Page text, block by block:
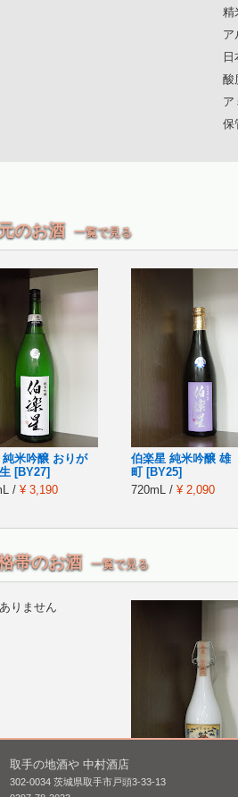
精
ア
酸
ア
保
のお酒 一覧で見る
米吟醸 おりが
[BY27]
/ ¥ 3,190
伯楽星 純米吟醸 雄
町 [BY25]
720mL / ¥ 2,090
帯のお酒 一覧で見る
りません
大吟醸 原酒 道
鶴齢 限定 大吟醸 生
取手の地酒や 中村酒店
302-0034 茨城県取手市戸頭3-33-13